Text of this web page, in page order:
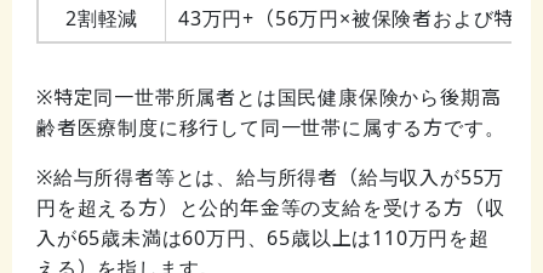
2割軽減 43万円+ （56万円×被保険者および特
※特定同一世帯所属者とは国民健康保険から後期高
齢者医療制度に移行して同一世帯に属する方です。
※給与所得者等とは、給与所得者（給与収入が55万
円を超える方）と公的年金等の支給を受ける方（収
入が65歳未満は60万円、65歳以上は110万円を超